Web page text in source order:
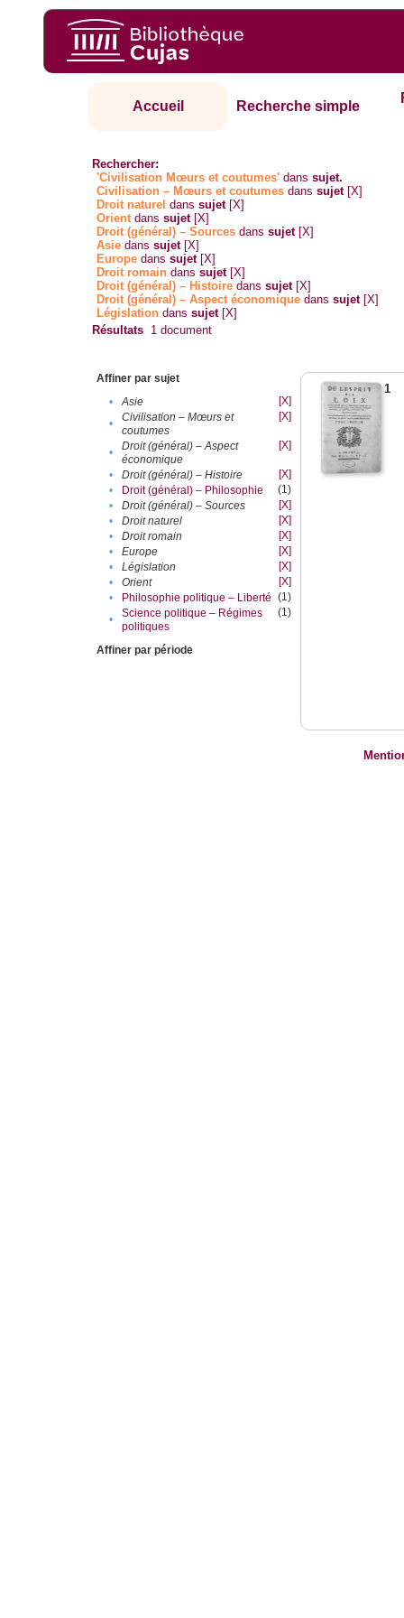
Accueil Recherche simple
Rechercher:
'Civilisation Mœurs et coutumes' danssujet.
Civilisation – Mœurs et coutumes danssujet [X]
Droit naturel danssujet [X]
Orientdanssujet [X]
Droit (général) – Sources danssujet [X]
Asie danssujet [X]
Europe danssujet [X]
Droit romain danssujet [X]
Droit (général) – Histoire danssujet [X]
Droit (général) – Aspect économique danssujet [X]
Législation danssujet [X]
Résultats 1 document
Affiner par sujet
•
Asie
[X]
•
Civilisation – Mœurs et
coutumes
[X]
•
Droit (général) – Aspect
économique
[X]
• Droit (général) – Histoire
[X]
•
Droit (général) – Philosophie
(1)
•
Droit (général) – Sources
[X]
•
Droit naturel
[X]
•
Droit romain
[X]
•
Europe
[X]
•
Législation
[X]
•
Orient
[X]
•
Philosophie politique – Liberté (1)
•
Science politique – Régimes
politiques
(1)
Affiner par période
1